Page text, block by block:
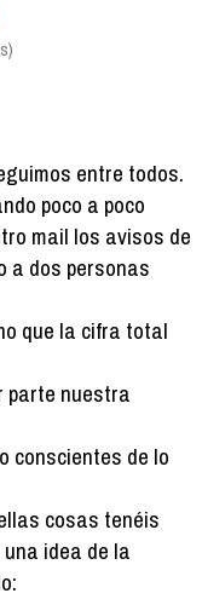
entre todos.
poco a poco
mail los avisos de
a dos personas
que la cifra total
parte nuestra
conscientes de lo
cosas tenéis
idea de la